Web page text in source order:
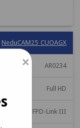
NeduCAM25_CUOAGX
AR0234
Full HD
FPD-Link III
×